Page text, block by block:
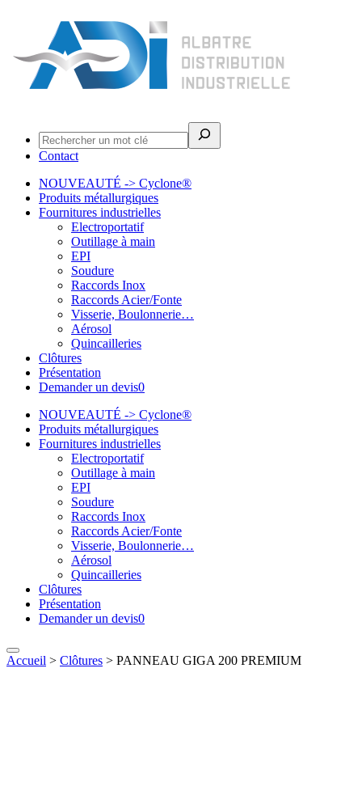
Contact
NOUVEAUTÉ -> Cyclone®
Produits métallurgiques
Fournitures industrielles
Electroportatif
Outillage à main
EPI
Soudure
Raccords Inox
Raccords Acier/Fonte
Visserie, Boulonnerie…
Aérosol
Quincailleries
Clôtures
Présentation
Demander un devis0
NOUVEAUTÉ -> Cyclone®
Produits métallurgiques
Fournitures industrielles
Electroportatif
Outillage à main
EPI
Soudure
Raccords Inox
Raccords Acier/Fonte
Visserie, Boulonnerie…
Aérosol
Quincailleries
Clôtures
Présentation
Demander un devis0
Accueil > Clôtures > PANNEAU GIGA 200 PREMIUM